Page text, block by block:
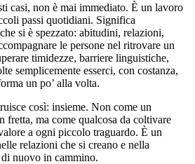
casi, non è mai immediato. È un lavoro
passi quotidiani. Significa
si è spezzato: abitudini, relazioni,
le persone nel ritrovare un
timidezze, barriere linguistiche,
semplicemente esserci, con costanza,
un po’ alla volta.
così: insieme. Non come un
fretta, ma come qualcosa da coltivare
a ogni piccolo traguardo. È un
relazioni che si creano e nella
nuovo in cammino.